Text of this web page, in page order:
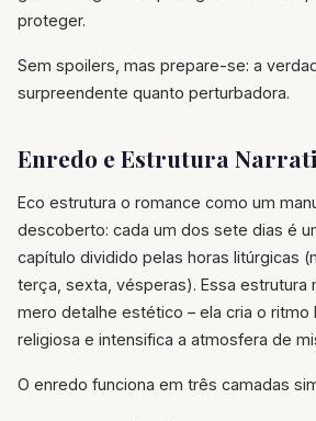
proteger.
Sem spoilers, mas prepare-se: a
surpreendente quanto perturbadora.
Enredo e Estrutura
Eco estrutura o romance como um
descoberto: cada um dos sete dias é
capítulo dividido pelas horas litúrgicas
terça, sexta, vésperas). Essa estrutura
mero detalhe estético – ela cria o ritmo
religiosa e intensifica a atmosfera de
O enredo funciona em três camadas